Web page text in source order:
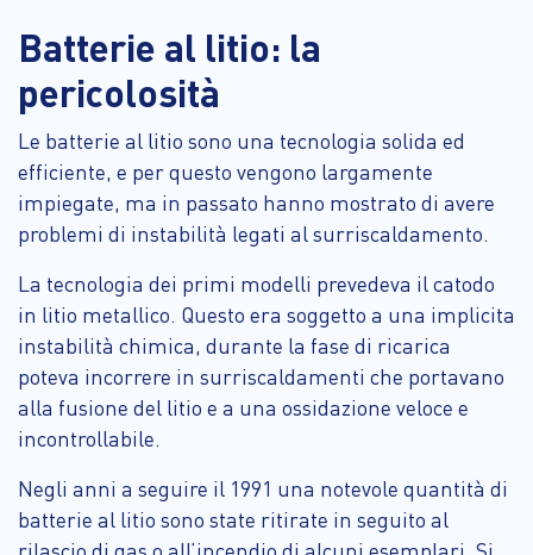
Batterie al litio: la
pericolosità
Le batterie al litio sono una tecnologia solida ed
efficiente, e per questo vengono largamente
impiegate, ma in passato hanno mostrato di avere
problemi di instabilità legati al surriscaldamento.
La tecnologia dei primi modelli prevedeva il catodo
in litio metallico. Questo era soggetto a una implicita
instabilità chimica, durante la fase di ricarica
poteva incorrere in surriscaldamenti che portavano
alla fusione del litio e a una ossidazione veloce e
incontrollabile.
Negli anni a seguire il 1991 una notevole quantità di
batterie al litio sono state ritirate in seguito al
rilascio di gas o all’incendio di alcuni esemplari. Si